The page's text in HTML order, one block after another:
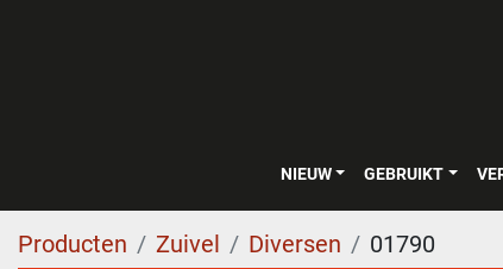
NIEUW GEBRUIKT
Producten Zuivel Diversen 01790